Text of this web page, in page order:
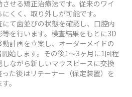
せる矯正治療法です。従来のワイ
くく、取り外しが可能です。
て歯並びの状態を確認し、口腔内
を行います。検査結果をもとに3D
計画を立案し、オーダーメイドの
始します。その後1～3ヶ月に1回程
ながら新しいマウスピースに交換
た後はリテーナー（保定装置）を
。